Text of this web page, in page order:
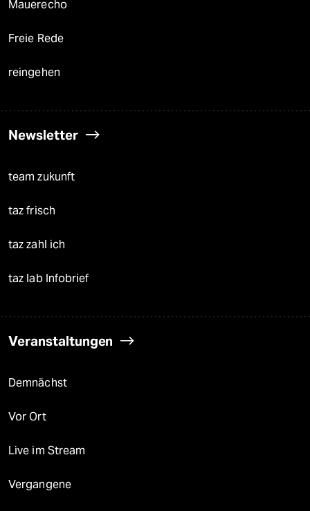
Mauerecho
Freie Rede
reingehen
Newsletter
team zukunft
taz frisch
taz zahl ich
taz lab Infobrief
Veranstaltungen
Demnächst
Vor Ort
Live im Stream
Vergangene